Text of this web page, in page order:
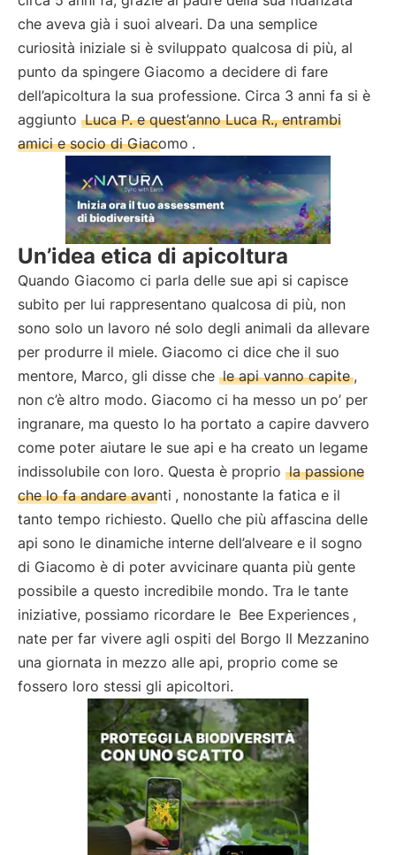
che aveva già i suoi alveari. Da una semplice
curiosità iniziale si è sviluppato qualcosa di più, al
punto da spingere Giacomo a decidere di fare
dell’apicoltura la sua professione. Circa 3 anni fa si è
aggiunto Luca P. e quest’anno Luca R., entrambi
amici e socio di Giacomo .
Un’idea etica di apicoltura
Quando Giacomo ci parla delle sue api si capisce
subito per lui rappresentano qualcosa di più, non
sono solo un lavoro né solo degli animali da allevare
per produrre il miele. Giacomo ci dice che il suo
mentore, Marco, gli disse che le api vanno capite ,
non c’è altro modo. Giacomo ci ha messo un po’ per
ingranare, ma questo lo ha portato a capire davvero
come poter aiutare le sue api e ha creato un legame
indissolubile con loro. Questa è proprio la passione
che lo fa andare avanti , nonostante la fatica e il
tanto tempo richiesto. Quello che più affascina delle
api sono le dinamiche interne dell’alveare e il sogno
di Giacomo è di poter avvicinare quanta più gente
possibile a questo incredibile mondo. Tra le tante
iniziative, possiamo ricordare le Bee Experiences ,
nate per far vivere agli ospiti del Borgo Il Mezzanino
una giornata in mezzo alle api, proprio come se
fossero loro stessi gli apicoltori.